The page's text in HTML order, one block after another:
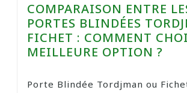
COMPARAISON ENTRE
PORTES BLINDÉES
FICHET : COMMENT
MEILLEURE OPTION ?
Porte Blindée Tordjman ou